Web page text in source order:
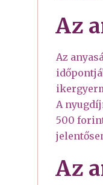
Az
Az
A
500
Az